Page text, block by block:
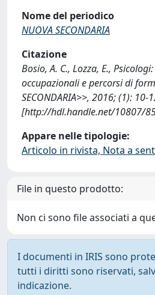
Nome del periodico
NUOVA SECONDARIA
Citazione
Bosio, A. C., Lozza, E.,
occupazionali e percorsi di
SECONDARIA>>, 2016; (1): 10-
[http://hdl.handle.net/10807/
Appare nelle tipologie:
Articolo in rivista, Nota a
File in questo prodotto:
Non ci sono file associati a
I documenti in IRIS sono
tutti i diritti sono riservati,
indicazione.